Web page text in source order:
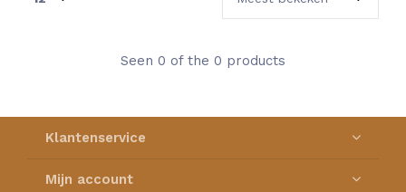
Seen 0 of the 0 products
Klantenservice
Mijn account